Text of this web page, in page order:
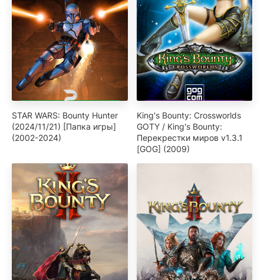
STAR WARS: Bounty Hunter
(2024/11/21) [Папка игры]
(2002-2024)
King's Bounty: Crossworlds
GOTY / King's Bounty:
Перекрестки миров v1.3.1
[GOG] (2009)